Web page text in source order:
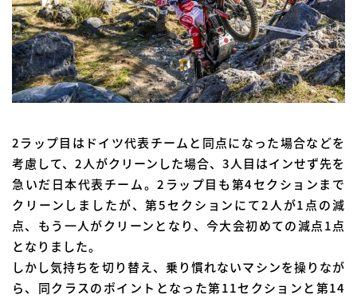
2ラップ目はドイツ代表チームと同点になった場合などを
考慮して、2人がクリーンした場合、3人目はインせず先を
急いだ日本代表チーム。2ラップ目も第4セクションまで
クリーンしましたが、第5セクションにて2人が1点の減
点、もう一人がクリーンとなり、今大会初めての減点1点
となりました。
しかし気持ちを切り替え、乗り慣れないマシンを操りなが
ら、同クラスのポイントとなった第11セクションと第14